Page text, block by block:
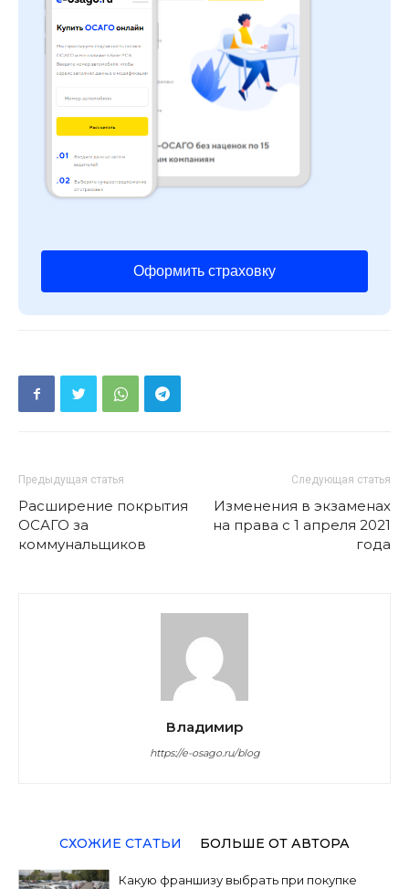
Оформить страховку
Предыдущая статья
Расширение покрытия
ОСАГО за
коммунальщиков
Следующая статья
Изменения в экзаменах
на права с 1 апреля 2021
года
Владимир
https://e-osago.ru/blog
СХОЖИЕ СТАТЬИ БОЛЬШЕ ОТ АВТОРА
Какую франшизу выбрать при покупке